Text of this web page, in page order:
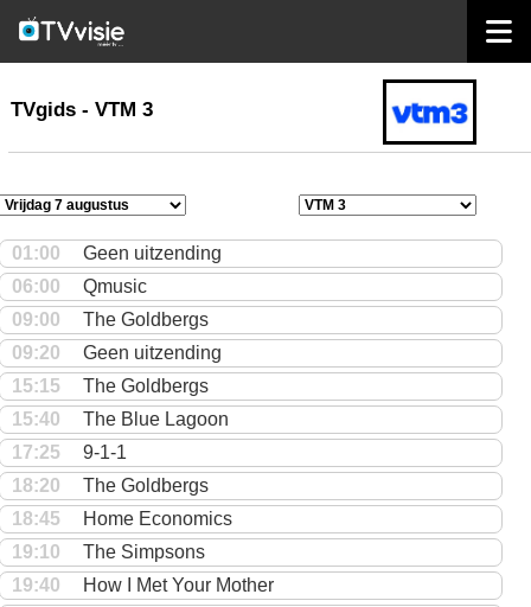
TVgids
TVgids - VTM 3
01:00
Geen uitzending
06:00
Qmusic
09:00
The Goldbergs
09:20
Geen uitzending
15:15
The Goldbergs
15:40
The Blue Lagoon
17:25
9-1-1
18:20
The Goldbergs
18:45
Home Economics
19:10
The Simpsons
19:40
How I Met Your Mother